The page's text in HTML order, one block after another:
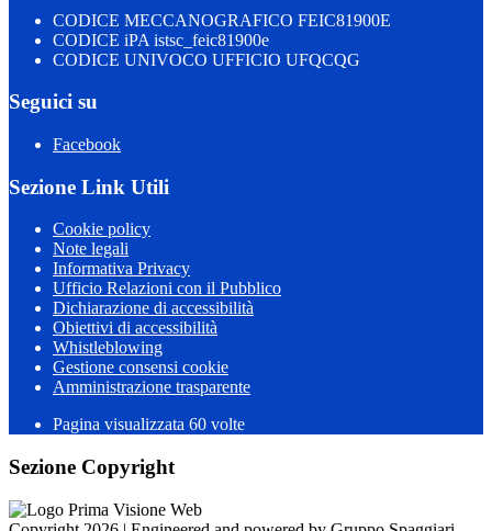
CODICE MECCANOGRAFICO FEIC81900E
CODICE iPA istsc_feic81900e
CODICE UNIVOCO UFFICIO UFQCQG
Seguici su
Facebook
Sezione Link Utili
Cookie policy
Note legali
Informativa Privacy
Ufficio Relazioni con il Pubblico
Dichiarazione di accessibilità
Obiettivi di accessibilità
Whistleblowing
Gestione consensi cookie
Amministrazione trasparente
Pagina visualizzata 60 volte
Sezione Copyright